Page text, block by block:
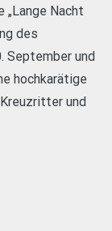
Nacht
des
September und
hochkarätige
und